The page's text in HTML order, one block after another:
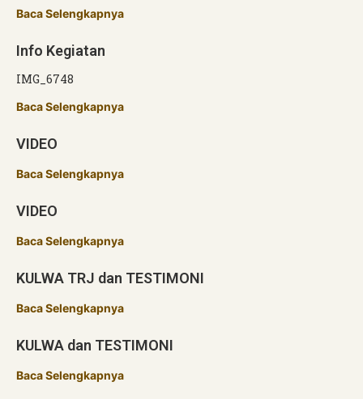
Baca Selengkapnya
Info Kegiatan
IMG_6748
Baca Selengkapnya
VIDEO
Baca Selengkapnya
VIDEO
Baca Selengkapnya
KULWA TRJ dan TESTIMONI
Baca Selengkapnya
KULWA dan TESTIMONI
Baca Selengkapnya